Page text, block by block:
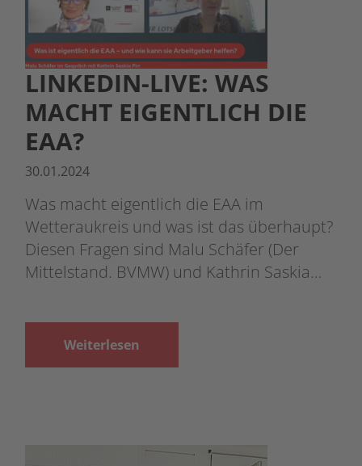
LINKEDIN-LIVE: WAS
MACHT EIGENTLICH DIE
EAA?
30.01.2024
Was macht eigentlich die EAA im
Wetteraukreis und was ist das überhaupt?
Diesen Fragen sind Malu Schäfer (Der
Mittelstand. BVMW) und Kathrin Saskia…
Weiterlesen